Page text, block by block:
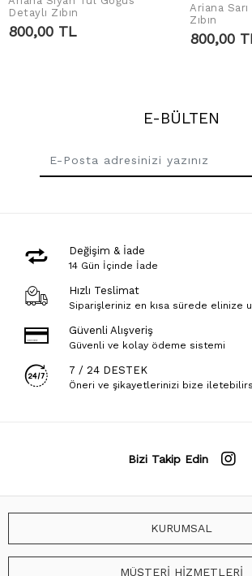
SEPETE EKLE
Detaylı Zıbın
800,00 TL
Ariana
Zıbın
800,00
E-BÜLTEN
Değişim & İade
14 Gün İçinde İade
Hızlı Teslimat
Siparişleriniz en kısa sürede elinize
Güvenli Alışveriş
Güvenli ve kolay ödeme sistemi
7 / 24 DESTEK
Öneri ve şikayetlerinizi bize
Bizi Takip Edin
KURUMSAL
MÜŞTERİ HİZMETLERİ